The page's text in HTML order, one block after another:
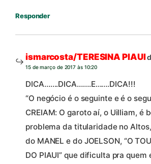
Responder
ismarcosta/TERESINA PIAUI
15 de março de 2017 às 10:20
DICA…….DICA…….E…….DICA!!!
“O negócio é o seguinte e é o
CREIAM: O garoto aí, o Uilliam, é
problema da titularidade no
do MANEL e do JOELSON, “O
DO PIAUI” que dificulta pra quem